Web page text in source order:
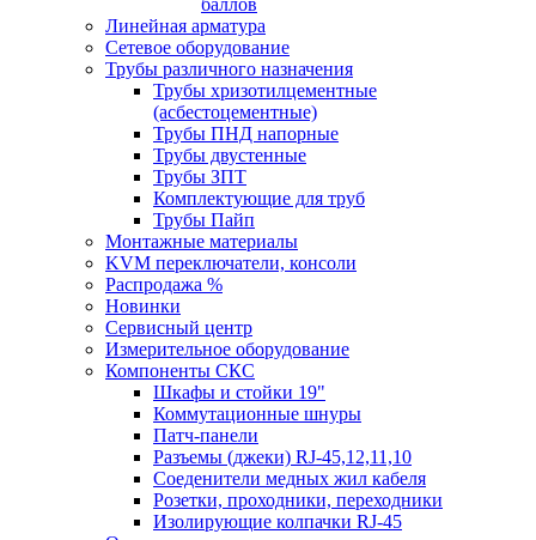
Линейная арматура
Сетевое оборудование
Трубы различного назначения
Трубы хризотилцементные
(асбестоцементные)
Трубы ПНД напорные
Трубы двустенные
Трубы ЗПТ
Комплектующие для труб
Трубы Пайп
Монтажные материалы
KVM переключатели, консоли
Распродажа %
Новинки
Сервисный центр
Измерительное оборудование
Компоненты СКС
Шкафы и стойки 19"
Коммутационные шнуры
Патч-панели
Разъемы (джеки) RJ-45,12,11,10
Соеденители медных жил кабеля
Розетки, проходники, переходники
Изолирующие колпачки RJ-45